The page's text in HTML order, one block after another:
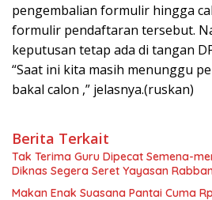
pengembalian formulir hingga
formulir pendaftaran tersebut.
keputusan tetap ada di tangan
“Saat ini kita masih menunggu
bakal calon ,” jelasnya.(ruskan)
Berita Terkait
Tak Terima Guru Dipecat Semena-
Diknas Segera Seret Yayasan
Makan Enak Suasana Pantai Cuma